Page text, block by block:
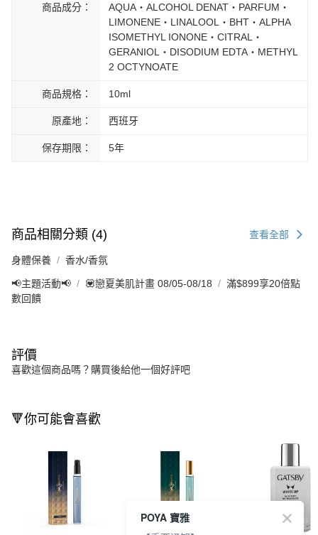
商品成分：
AQUA‧ALCOHOL DENAT‧PARFUM‧
LIMONENE‧LINALOOL‧BHT‧ALPHA
ISOMETHYL IONONE‧CITRAL‧
GERANIOL‧DISODIUM EDTA‧METHYL
2 OCTYNOATE
商品規格： 10ml
原產地： 西班牙
保存期限： 5年
商品相關分類 (4) 查看全部
身體保養 香水/香氛
📢主題活動📢 💟戀夏美肌計畫 08/05-08/18
滿$899享20倍點
數回饋
評價
喜歡這個商品嗎？購買後給他一個好評吧
🔻你可能會喜歡
POYA 寶雅